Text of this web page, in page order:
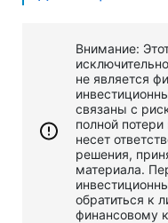
Внимание:
не является
связаны с
полной
несет
решения,
материала.
обратиться к
финансовому